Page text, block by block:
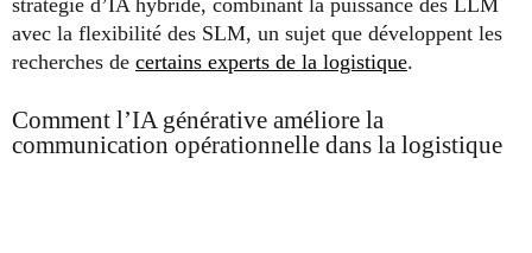
stratégie d’IA hybride, combinant la puissance des LLM
avec la flexibilité des SLM, un sujet que développent les
recherches de certains experts de la logistique.
Comment l’IA générative améliore la
communication opérationnelle dans la logistique